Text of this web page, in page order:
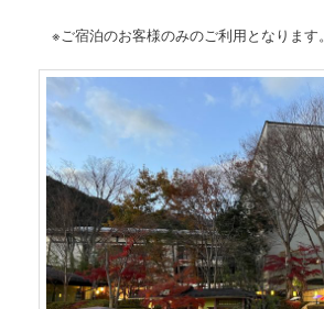
※ご宿泊のお客様のみのご利用となります。